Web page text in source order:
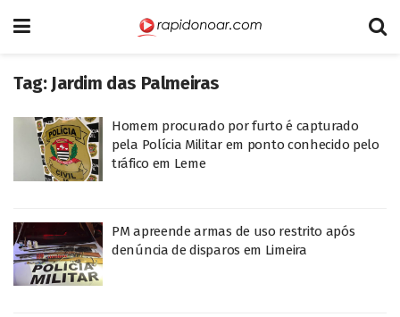
Tag: Jardim das Palmeiras
Homem procurado por furto é capturado
pela Polícia Militar em ponto conhecido pelo
tráfico em Leme
PM apreende armas de uso restrito após
denúncia de disparos em Limeira